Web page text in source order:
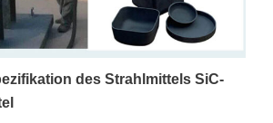
des Strahlmittels SiC-